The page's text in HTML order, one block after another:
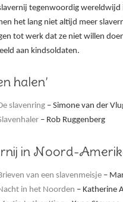
tegenwoordig wereldwijd
het lang niet altijd meer
tot werk dat ze niet willen
aan kindsoldaten.
halen’
slavenring – Simone van der
– Rob Ruggenberg
in Noord-
van een slavenmeisje –
in het Noorden – Katherine